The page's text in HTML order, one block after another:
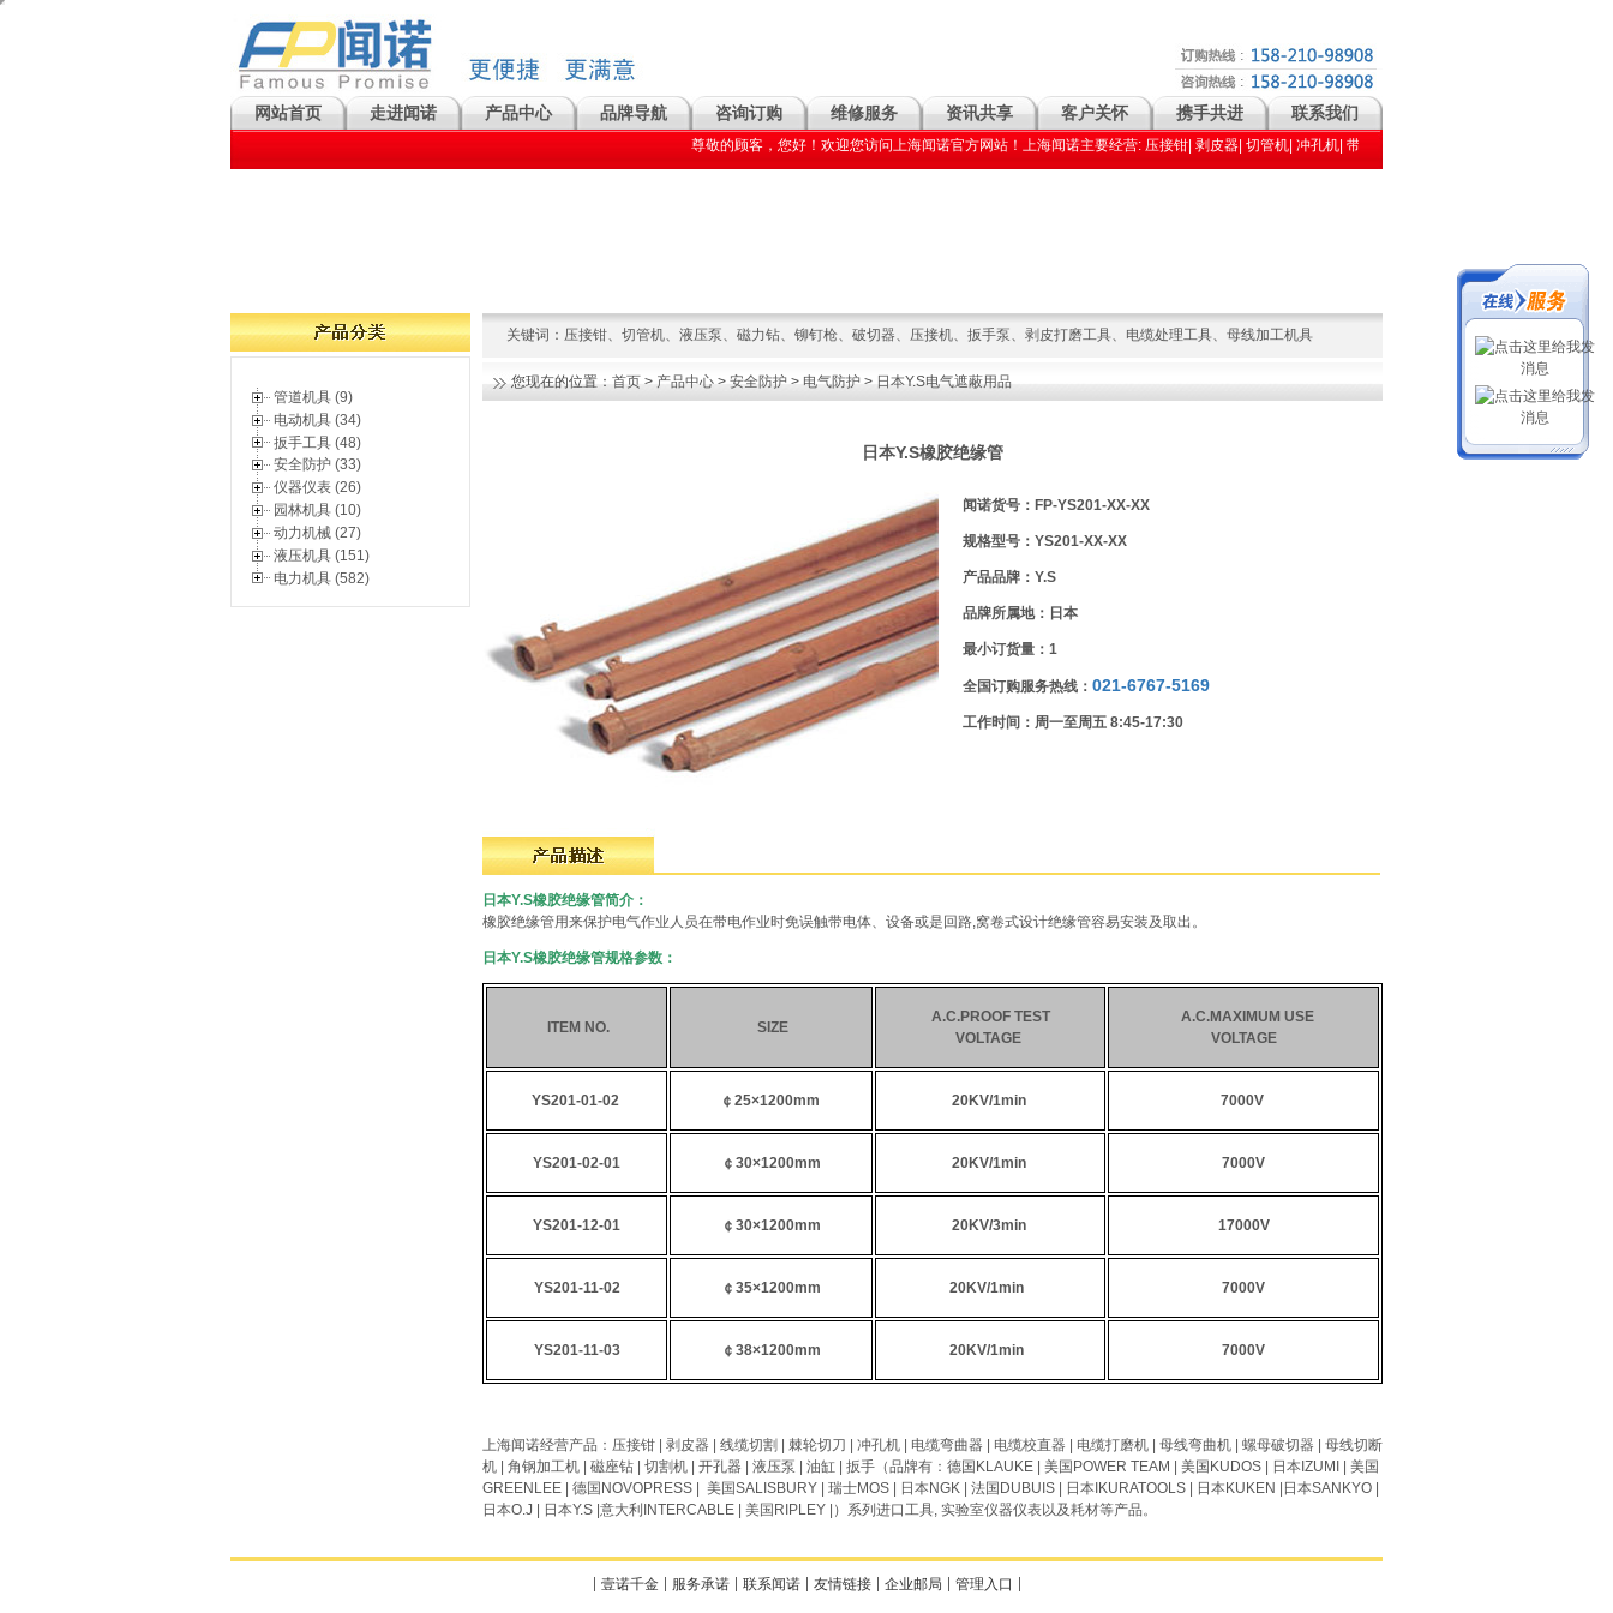
网站首页 走进闻诺 产品中心 品牌导航 咨询订购 维修服务 资讯共享 客户关怀 携手共进 联系我们
尊敬的顾客，您好！欢迎您访问上海闻诺官方网站！上海闻诺主要经营: 压接钳| 剥皮器| 切管机| 冲孔机| 带锯机| 电缆处理工具| 母线弯曲机| 螺
管道机具 (9)
电动机具 (34)
扳手工具 (48)
安全防护 (33)
仪器仪表 (26)
园林机具 (10)
动力机械 (27)
液压机具 (151)
电力机具 (582)
关键词： 压接钳、 切管机、 液压泵、 磁力钻、 铆钉枪、 破切器、 压接机、 扳手泵、 剥皮打磨工具、 电缆处理工具、 母线加工机具
您现在的位置： 首页 > 产品中心 > 安全防护 > 电气防护 > 日本Y.S电气遮蔽用品
日本Y.S橡胶绝缘管
闻诺货号：FP-YS201-XX-XX
规格型号：YS201-XX-XX
产品品牌：Y.S
品牌所属地：日本
最小订货量：1
全国订购服务热线： 021-6767-5169
工作时间：周一至周五 8:45-17:30
日本Y.S橡胶绝缘管简介：
橡胶绝缘管用来保护电气作业人员在带电作业时免误触带电体、设备或是回路,窝卷式设计绝缘管容易安装及取出。
日本Y.S橡胶绝缘管规格参数：
ITEM NO. SIZE
A.C.PROOF TEST
VOLTAGE
A.C.MAXIMUM USE
VOLTAGE
YS201-01-02 ￠25×1200mm 20KV/1min 7000V
YS201-02-01 ￠30×1200mm 20KV/1min 7000V
YS201-12-01 ￠30×1200mm 20KV/3min 17000V
YS201-11-02 ￠35×1200mm 20KV/1min 7000V
YS201-11-03 ￠38×1200mm 20KV/1min 7000V
上海闻诺经营产品 ： 压接钳 剥皮器 线缆切割 棘轮切刀 冲孔机 电缆弯曲器 电缆校直器 电缆打磨机 母线弯曲机 螺母破切器
母线切断
机
角钢加工机 磁座钻 切割机 开孔器 液压泵 油缸 扳手 （品牌有：德国 KLAUKE | 美国 POWER TEAM | 美国 KUDOS | 日本 IZUMI
| 美国
GREENLEE | 德国 NOVOPRESS | 美国SALISBURY | 瑞士MOS | 日本NGK | 法国 DUBUIS | 日本I KURATOOLS | 日本KUKEN |日本SANKYO
日本O.J | 日本Y.S |意大利 INTERCABLE | 美国 RIPLEY |）系列进口工具, 实验室仪器仪表以及耗材等产品。
壹诺千金 服务承诺 联系闻诺 友情链接 企业邮局 管理入口